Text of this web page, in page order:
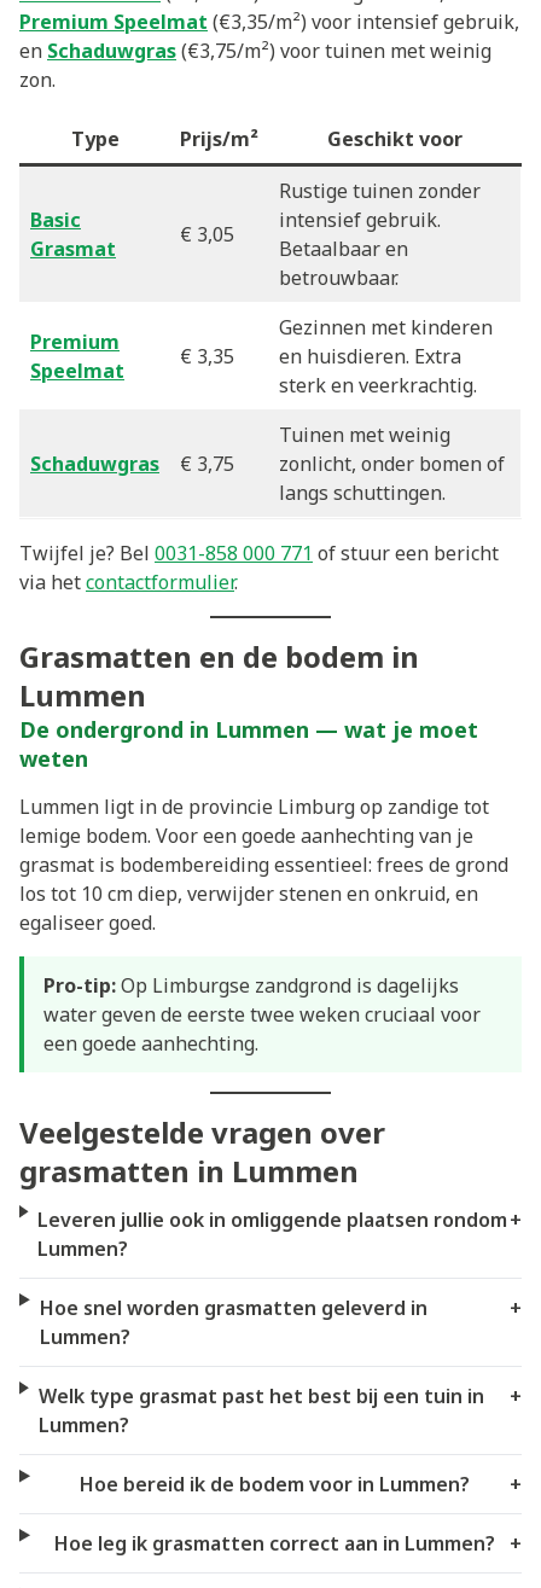
Premium Speelmat (€3,35/m²) voor intensief gebruik,
en Schaduwgras(€3,75/m²) voor tuinen met weinig
zon.
Type Prijs/m² Geschikt voor
Basic
Grasmat
€ 3,05
Rustige tuinen zonder
intensief gebruik.
Betaalbaar en
betrouwbaar.
Premium
Speelmat
€ 3,35
Gezinnen met kinderen
en huisdieren. Extra
sterk en veerkrachtig.
Schaduwgras € 3,75
Tuinen met weinig
zonlicht, onder bomen of
langs schuttingen.
Twijfel je? Bel 0031-858 000 771 of stuur een bericht
via hetcontactformulier.
Grasmatten en de bodem in
Lummen
De ondergrond in Lummen — wat je moet
weten
Lummen ligt in de provincie Limburg op zandige tot
lemige bodem. Voor een goede aanhechting van je
grasmat is bodembereiding essentieel: frees de grond
los tot 10 cm diep, verwijder stenen en onkruid, en
egaliseer goed.
Pro-tip:Op Limburgse zandgrond is dagelijks
water geven de eerste twee weken cruciaal voor
een goede aanhechting.
Veelgestelde vragen over
grasmatten in Lummen
Leveren jullie ook in omliggende plaatsen rondom
Lummen?
+
Hoe snel worden grasmatten geleverd in
Lummen?
+
Welk type grasmat past het best bij een tuin in
Lummen?
+
Hoe bereid ik de bodem voor in Lummen? +
Hoe leg ik grasmatten correct aan in Lummen? +